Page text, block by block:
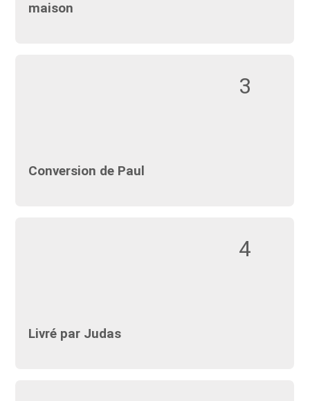
maison
3
Conversion de Paul
4
Livré par Judas